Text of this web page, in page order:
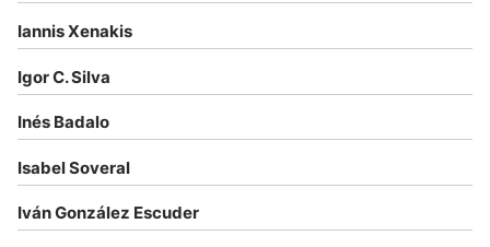
Iannis Xenakis
Igor C. Silva
Inés Badalo
Isabel Soveral
Iván González Escuder